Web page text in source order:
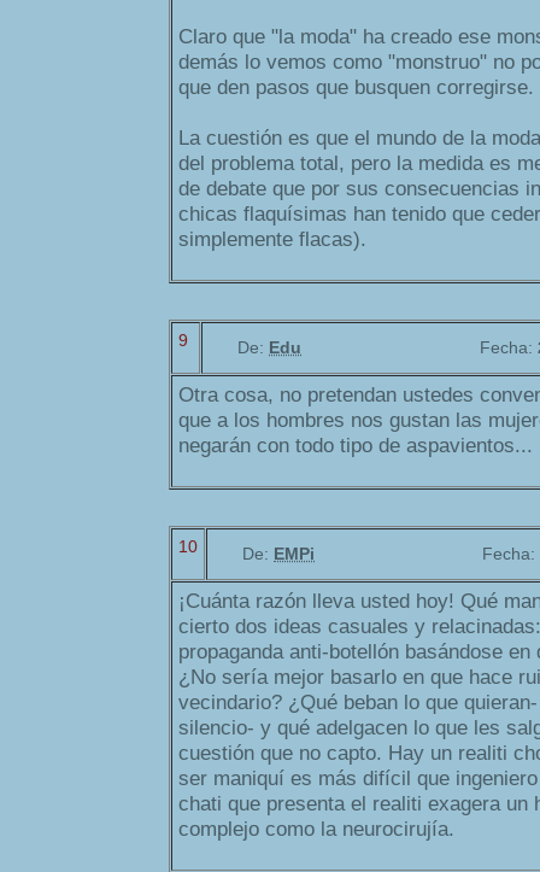
Claro que "la moda" ha creado ese
demás lo vemos como "monstruo" no
que den pasos que busquen corregirse.
La cuestión es que el mundo de la
del problema total, pero la medida es
de debate que por sus consecuencias
chicas flaquísimas han tenido que
simplemente flacas).
9 De: Edu Fecha:
Otra cosa, no pretendan ustedes
que a los hombres nos gustan las
negarán con todo tipo de aspavientos...
10 De: EMPi Fecha:
¡Cuánta razón lleva usted hoy! Qué
cierto dos ideas casuales y
propaganda anti-botellón basándose
¿No sería mejor basarlo en que hace
vecindario? ¿Qué beban lo que
silencio- y qué adelgacen lo que les
cuestión que no capto. Hay un realiti
ser maniquí es más difícil que
chati que presenta el realiti exagera un
complejo como la neurocirujía.